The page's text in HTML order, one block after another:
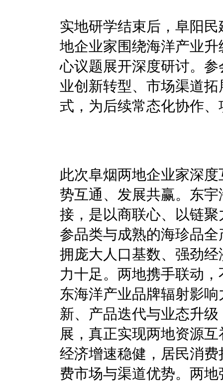
实地研学结束后，阜阳
地企业家围绕海洋产业
心议题展开深度研讨。
业创新转型、市场渠道
式，为后续常态化协作
此次阜烟两地企业家深
势互通、发展共赢。东
接，是以商联心、以链
参品类与成熟的海珍品
拥庞大人口基数、强劲
力十足。两地携手联动
东海洋产业品牌辐射影
新、产品迭代与业态升
展，真正实现两地资源
经济增速稳健，居民消
费市场与渠道优势。两